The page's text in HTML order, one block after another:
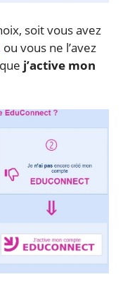
soit vous avez
ou vous ne l’avez
j’active mon